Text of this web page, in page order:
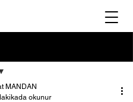
MANDAN
okunur